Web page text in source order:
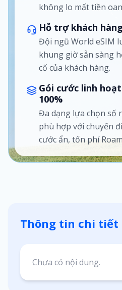
không lo mất tiền
Hỗ trợ khách
Đội ngũ World eSIM
khung giờ sẵn sàng
cố của khách hàng.
Gói cước linh
100%
Đa dạng lựa chọn số
phù hợp với chuyến
cước ẩn, tốn phí
Thông tin chi tiết
Chưa có nội dung.